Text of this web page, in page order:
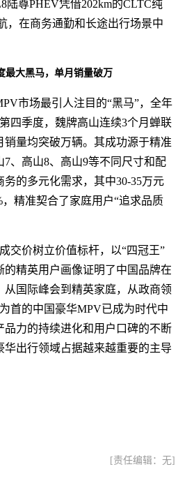
陆尊PHEV凭借202km的CLTC纯
，在商务通勤和长途出行场景中
大黑马，单月销量破万
市场最引人注目的“黑马”，全年
四季度，魏牌高山连续3个月蝉联
销量均突破万辆。其成功源于精准
、高山8、高山9等不同尺寸和配
的多元化需求，其中30-35万元
精准契合了家庭用户“追求品质
交价树立价值标杆，以“四冠王”
精英用户画像证明了中国品牌在
国际峰会到精英家庭，从政商领
首的中国豪华MPV已成为时代中
品力的持续进化和用户口碑的不断
华出行领域占据越来越重要的主导
[责任编辑：无]